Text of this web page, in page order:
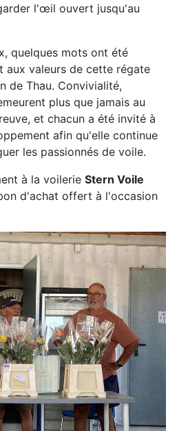
l'œil ouvert jusqu'au
quelques mots ont été
aux valeurs de cette régate
de Thau. Convivialité,
plus que jamais au
et chacun a été invité à
afin qu'elle continue
les passionnés de voile.
à la voilerie Stern Voile
d'achat offert à l'occasion